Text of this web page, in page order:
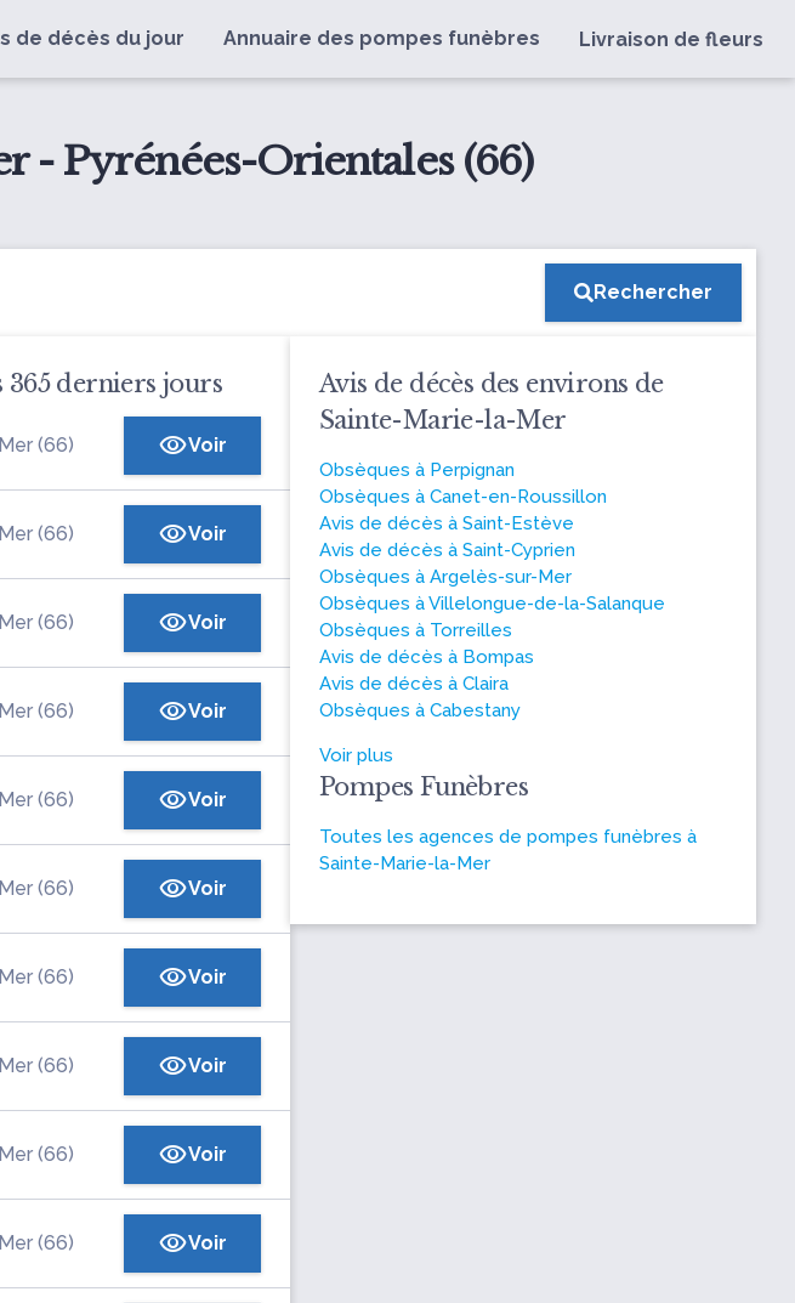
de décès du jour Annuaire des pompes funèbres Livraison de fleurs
- Pyrénées-Orientales (66)
Rechercher
365 derniers jours
(66) Voir
(66) Voir
(66) Voir
(66) Voir
(66) Voir
(66) Voir
(66) Voir
(66) Voir
(66) Voir
(66) Voir
Avis de décès des environs de
Sainte-Marie-la-Mer
Obsèques à Perpignan
Obsèques à Canet-en-Roussillon
Avis de décès à Saint-Estève
Avis de décès à Saint-Cyprien
Obsèques à Argelès-sur-Mer
Obsèques à Villelongue-de-la-Salanque
Obsèques à Torreilles
Avis de décès à Bompas
Avis de décès à Claira
Obsèques à Cabestany
Voir plus
Pompes Funèbres
Toutes les agences de pompes funèbres à
Sainte-Marie-la-Mer